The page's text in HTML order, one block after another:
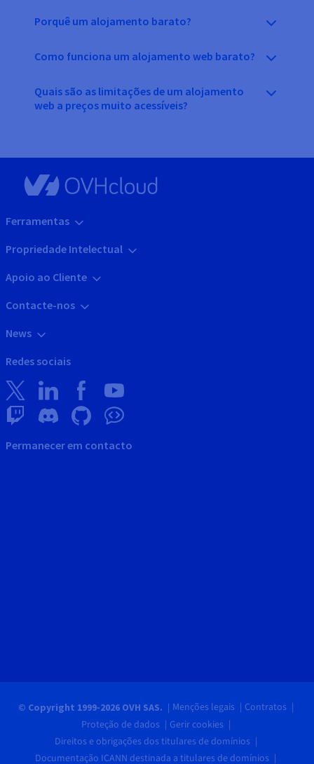
Porquê um alojamento barato?
Como funciona um alojamento web barato?
Quais são as limitações de um alojamento
web a preços muito acessíveis?
Ferramentas
Propriedade Intelectual
Apoio ao Cliente
Contacte-nos
News
Redes sociais
Permanecer em contacto
© Copyright 1999-2026 OVH SAS. Menções legais
Contratos
Proteção de dados
Gerir cookies
Direitos e obrigações dos titulares de domínios
Documentação ICANN destinada a titulares de domínios